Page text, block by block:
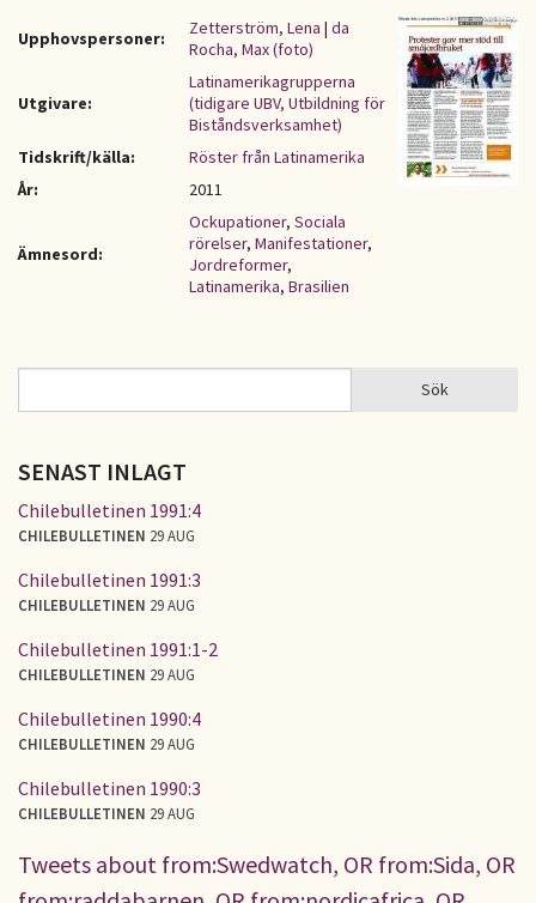
Upphovspersoner: Zetterström, Lena | da
Rocha, Max (foto)
Utgivare:
Latinamerikagrupperna
(tidigare UBV, Utbildning för
Biståndsverksamhet)
Tidskrift/källa:
Röster från Latinamerika
År:
2011
Ämnesord:
Ockupationer, Sociala
rörelser, Manifestationer,
Jordreformer,
Latinamerika, Brasilien
SÖKFORMULÄR Sök
SENAST INLAGT
Chilebulletinen 1991:4
CHILEBULLETINEN 29 AUG
Chilebulletinen 1991:3
CHILEBULLETINEN 29 AUG
Chilebulletinen 1991:1-2
CHILEBULLETINEN 29 AUG
Chilebulletinen 1990:4
CHILEBULLETINEN 29 AUG
Chilebulletinen 1990:3
CHILEBULLETINEN 29 AUG
Tweets about from:Swedwatch, OR from:Sida, OR